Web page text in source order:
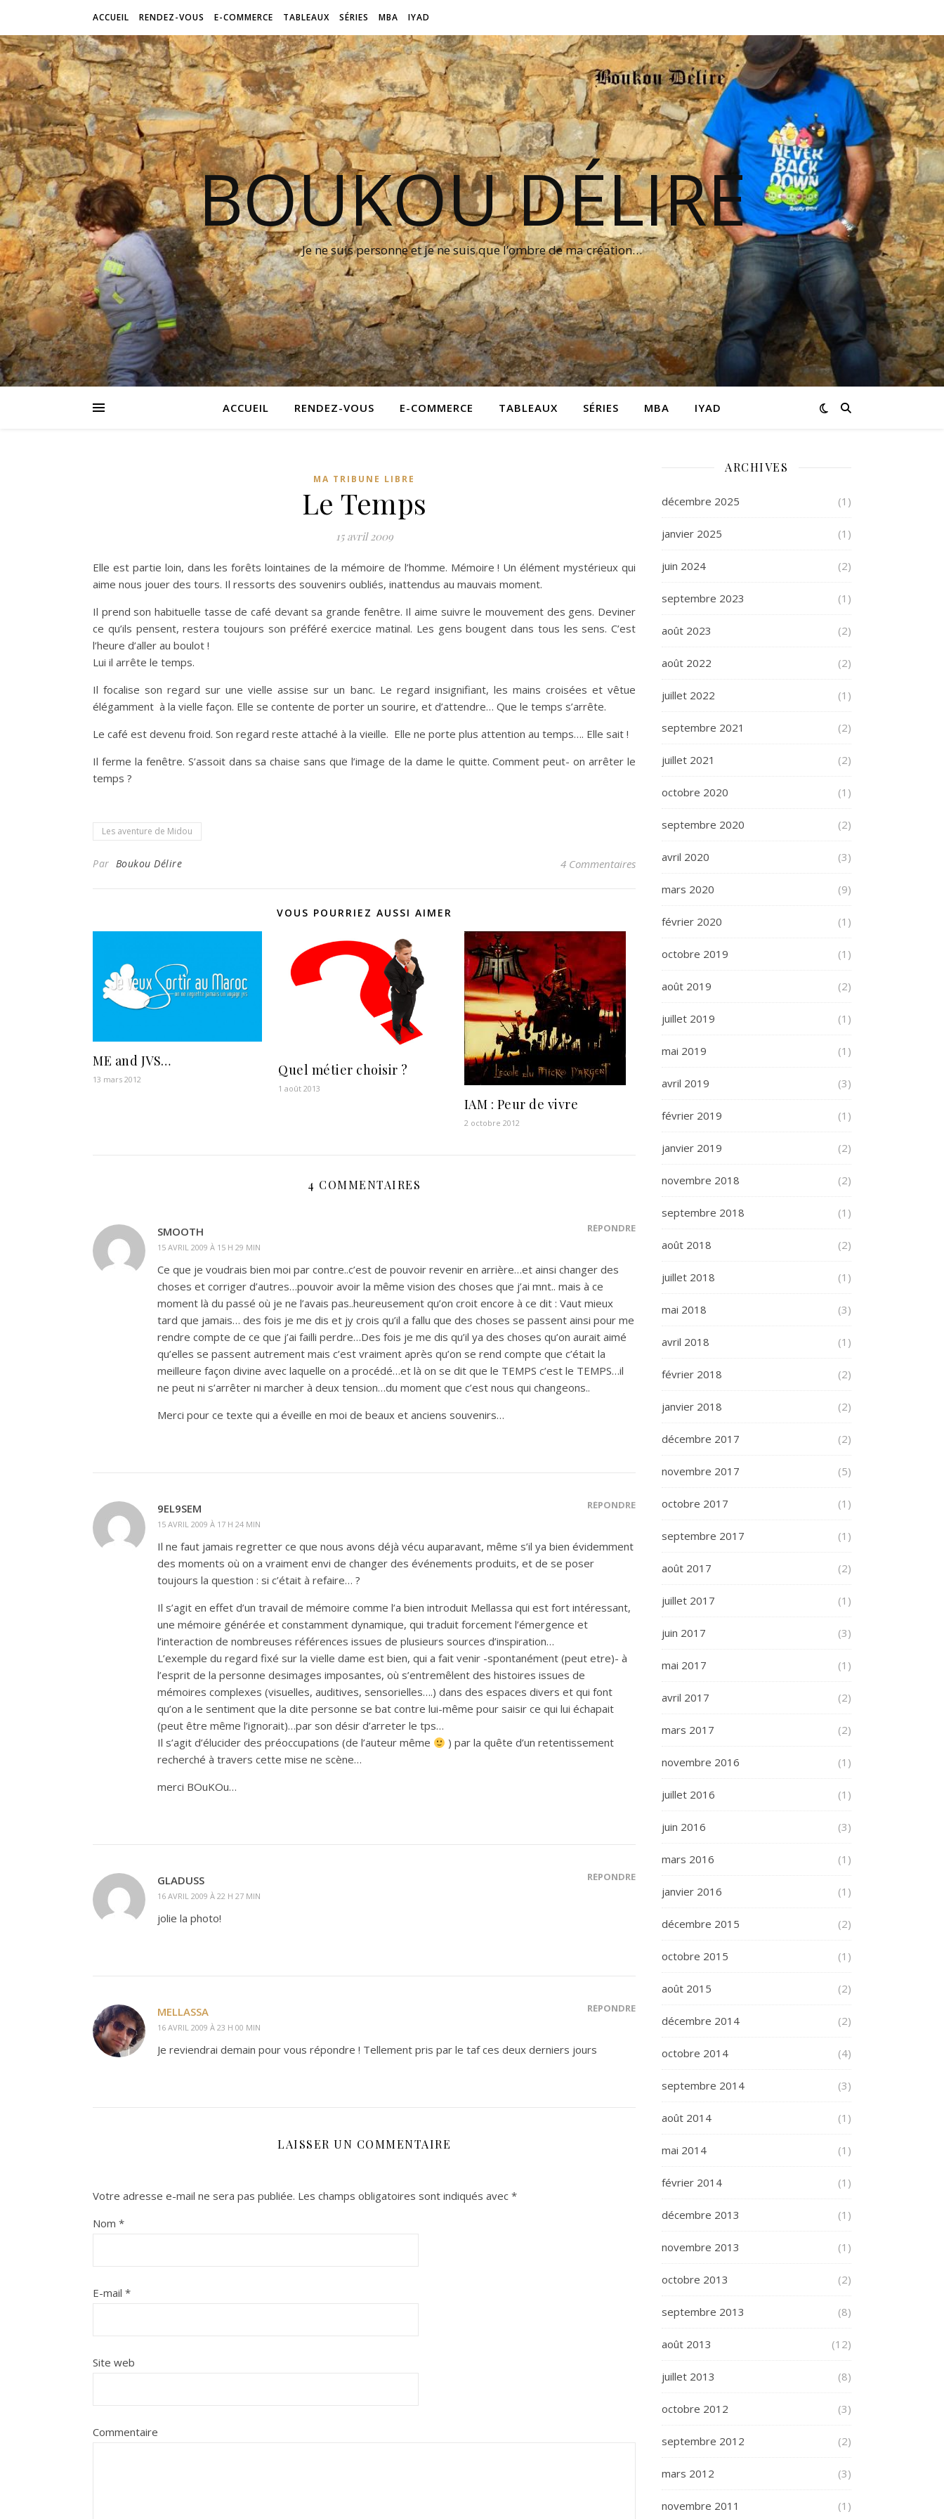
ACCUEIL RENDEZ-VOUS E-COMMERCE TABLEAUX SÉRIES MBA IYAD
BOUKOU DÉLIRE
Je ne suis personne et je ne suis que l’ombre de ma création…
ACCUEIL RENDEZ-VOUS E-COMMERCE TABLEAUX SÉRIES MBA IYAD
MA TRIBUNE LIBRE
Le Temps
15 avril 2009
Elle est partie loin, dans les forêts lointaines de la mémoire de l’homme. Mémoire ! Un élément mystérieux qui
aime nous jouer des tours. Il ressorts des souvenirs oubliés, inattendus au mauvais moment.
Il prend son habituelle tasse de café devant sa grande fenêtre. Il aime suivre le mouvement des gens. Deviner
ce qu’ils pensent, restera toujours son préféré exercice matinal. Les gens bougent dans tous les sens. C’est
l’heure d’aller au boulot !
Lui il arrête le temps.
Il focalise son regard sur une vielle assise sur un banc. Le regard insignifiant, les mains croisées et vêtue
élégamment à la vielle façon. Elle se contente de porter un sourire, et d’attendre… Que le temps s’arrête.
Le café est devenu froid. Son regard reste attaché à la vieille. Elle ne porte plus attention au temps…. Elle sait !
Il ferme la fenêtre. S’assoit dans sa chaise sans que l’image de la dame le quitte. Comment peut- on arrêter le
temps ?
Les aventure de Midou
Par Boukou Délire 4 Commentaires
VOUS POURRIEZ AUSSI AIMER
ME and JVS…
13 mars 2012
Quel métier choisir ?
1 août 2013
IAM : Peur de vivre
2 octobre 2012
4 COMMENTAIRES
SMOOTH
15 AVRIL 2009 À 15 H 29 MIN
RÉPONDRE
Ce que je voudrais bien moi par contre..c’est de pouvoir revenir en arrière…et ainsi changer des
choses et corriger d’autres…pouvoir avoir la même vision des choses que j’ai mnt.. mais à ce
moment là du passé où je ne l’avais pas..heureusement qu’on croit encore à ce dit : Vaut mieux
tard que jamais… des fois je me dis et jy crois qu’il a fallu que des choses se passent ainsi pour me
rendre compte de ce que j’ai failli perdre…Des fois je me dis qu’il ya des choses qu’on aurait aimé
qu’elles se passent autrement mais c’est vraiment après qu’on se rend compte que c’était la
meilleure façon divine avec laquelle on a procédé…et là on se dit que le TEMPS c’est le TEMPS…il
ne peut ni s’arrêter ni marcher à deux tension…du moment que c’est nous qui changeons..
Merci pour ce texte qui a éveille en moi de beaux et anciens souvenirs…
9EL9SEM
15 AVRIL 2009 À 17 H 24 MIN
RÉPONDRE
Il ne faut jamais regretter ce que nous avons déjà vécu auparavant, même s’il ya bien évidemment
des moments où on a vraiment envi de changer des événements produits, et de se poser
toujours la question : si c’était à refaire… ?
Il s’agit en effet d’un travail de mémoire comme l’a bien introduit Mellassa qui est fort intéressant,
une mémoire générée et constamment dynamique, qui traduit forcement l’émergence et
l’interaction de nombreuses références issues de plusieurs sources d’inspiration…
L’exemple du regard fixé sur la vielle dame est bien, qui a fait venir -spontanément (peut etre)- à
l’esprit de la personne desimages imposantes, où s’entremêlent des histoires issues de
mémoires complexes (visuelles, auditives, sensorielles….) dans des espaces divers et qui font
qu’on a le sentiment que la dite personne se bat contre lui-même pour saisir ce qui lui échapait
(peut être même l’ignorait)…par son désir d’arreter le tps…
Il s’agit d’élucider des préoccupations (de l’auteur même
) par la quête d’un retentissement
recherché à travers cette mise ne scène…
merci BOuKOu…
GLADUSS
16 AVRIL 2009 À 22 H 27 MIN
RÉPONDRE
jolie la photo!
MELLASSA
16 AVRIL 2009 À 23 H 00 MIN
RÉPONDRE
Je reviendrai demain pour vous répondre ! Tellement pris par le taf ces deux derniers jours
LAISSER UN COMMENTAIRE
Votre adresse e-mail ne sera pas publiée. Les champs obligatoires sont indiqués avec *
Nom *
E-mail *
Site web
Commentaire
ARCHIVES
décembre 2025 (1)
janvier 2025 (1)
juin 2024 (2)
septembre 2023 (1)
août 2023 (2)
août 2022 (2)
juillet 2022 (1)
septembre 2021 (2)
juillet 2021 (2)
octobre 2020 (1)
septembre 2020 (2)
avril 2020 (3)
mars 2020 (9)
février 2020 (1)
octobre 2019 (1)
août 2019 (2)
juillet 2019 (1)
mai 2019 (1)
avril 2019 (3)
février 2019 (1)
janvier 2019 (2)
novembre 2018 (2)
septembre 2018 (1)
août 2018 (2)
juillet 2018 (1)
mai 2018 (3)
avril 2018 (1)
février 2018 (2)
janvier 2018 (2)
décembre 2017 (2)
novembre 2017 (5)
octobre 2017 (1)
septembre 2017 (1)
août 2017 (2)
juillet 2017 (1)
juin 2017 (3)
mai 2017 (1)
avril 2017 (2)
mars 2017 (2)
novembre 2016 (1)
juillet 2016 (1)
juin 2016 (3)
mars 2016 (1)
janvier 2016 (1)
décembre 2015 (2)
octobre 2015 (1)
août 2015 (2)
décembre 2014 (2)
octobre 2014 (4)
septembre 2014 (3)
août 2014 (1)
mai 2014 (1)
février 2014 (1)
décembre 2013 (1)
novembre 2013 (1)
octobre 2013 (2)
septembre 2013 (8)
août 2013 (12)
juillet 2013 (8)
octobre 2012 (3)
septembre 2012 (2)
mars 2012 (3)
novembre 2011 (1)